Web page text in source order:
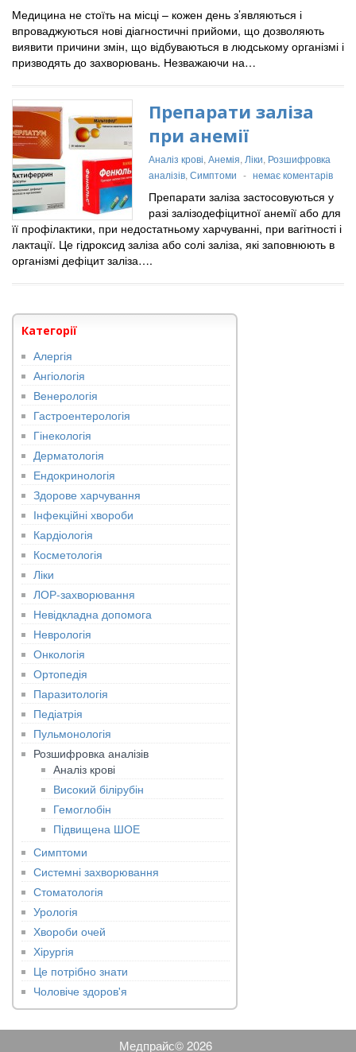
Медицина не стоїть на місці – кожен день з’являються і
впроваджуються нові діагностичні прийоми, що дозволяють
виявити причини змін, що відбуваються в людському організмі і
призводять до захворювань. Незважаючи на…
Препарати заліза
при анемії
Аналіз крові, Анемія, Ліки, Розшифровка
аналізів, Симптоми - немає коментарів
Препарати заліза застосовуються у
разі залізодефіцитної анемії або для
її профілактики, при недостатньому харчуванні, при вагітності і
лактації. Це гідроксид заліза або солі заліза, які заповнюють в
організмі дефіцит заліза….
Категорії
Алергія
Ангіологія
Венерологія
Гастроентерологія
Гінекологія
Дерматологія
Ендокринологія
Здорове харчування
Інфекційні хвороби
Кардіологія
Косметологія
Ліки
ЛОР-захворювання
Невідкладна допомога
Неврологія
Онкологія
Ортопедія
Паразитологія
Педіатрія
Пульмонологія
Розшифровка аналізів
Аналіз крові
Високий білірубін
Гемоглобін
Підвищена ШОЕ
Симптоми
Системні захворювання
Стоматологія
Урологія
Хвороби очей
Хірургія
Це потрібно знати
Чоловіче здоров'я
Медпрайс© 2026